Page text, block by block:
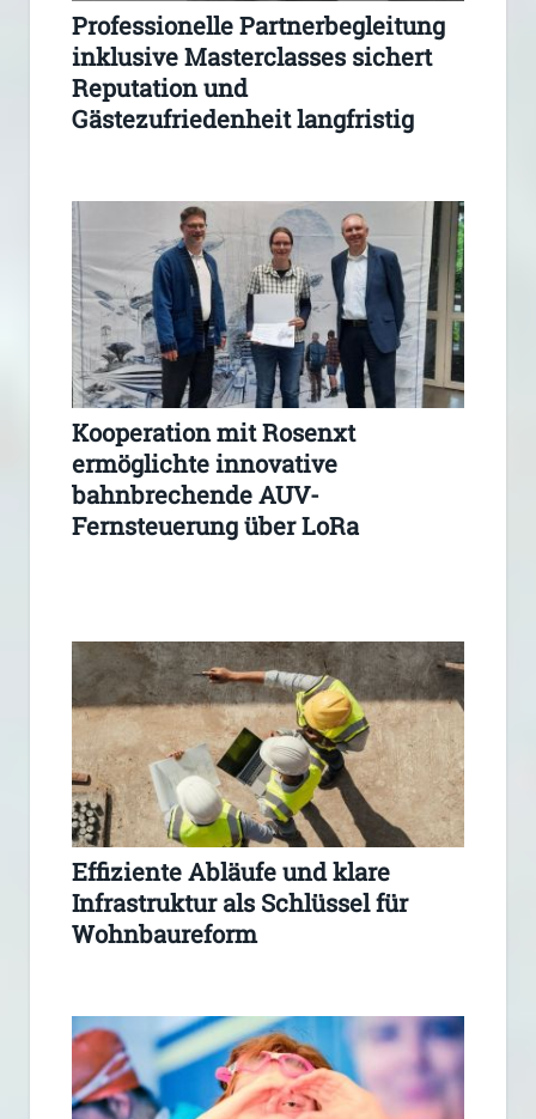
Professionelle Partnerbegleitung
inklusive Masterclasses sichert
Reputation und
Gästezufriedenheit langfristig
Kooperation mit Rosenxt
ermöglichte innovative
bahnbrechende AUV-
Fernsteuerung über LoRa
Effiziente Abläufe und klare
Infrastruktur als Schlüssel für
Wohnbaureform